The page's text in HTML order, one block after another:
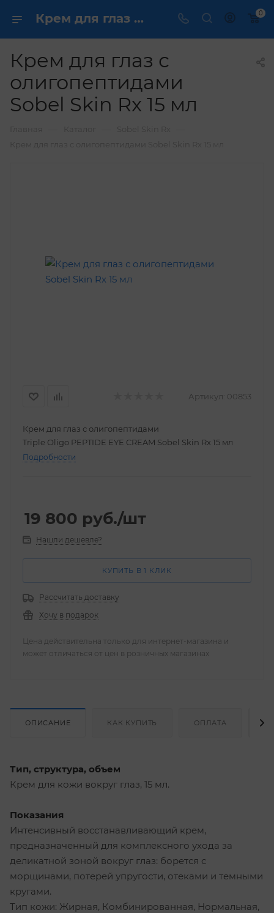
Крем для глаз с олигопептидами Sobel Skin Rx 15 мл купить по выгодной цене в интернет магазине 0
Крем для глаз с
олигопептидами
Sobel Skin Rx 15 мл
Артикул: 00853
Крем для глаз с олигопептидами
Triple Oligo PEPTIDE EYE CREAM Sobel Skin Rx 15 мл
Подробности
19 800 руб./шт
Нашли дешевле?
КУПИТЬ В 1 КЛИК
Рассчитать доставку
Хочу в подарок
Цена действительна только для интернет-магазина и
может отличаться от цен в розничных магазинах
ОПИСАНИЕ КАК КУПИТЬ ОПЛАТА
Тип, структура, объем
Крем для кожи вокруг глаз, 15 мл.
Показания
Интенсивный восстанавливающий крем,
предназначенный для комплексного ухода за
деликатной зоной вокруг глаз: борется с
морщинами, потерей упругости, отеками и темными
кругами.
Тип кожи: Жирная, Комбинированная, Нормальная,